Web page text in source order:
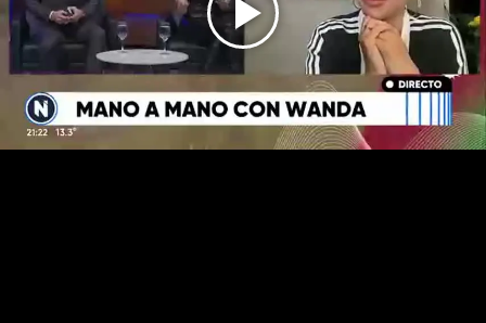
Play
Video